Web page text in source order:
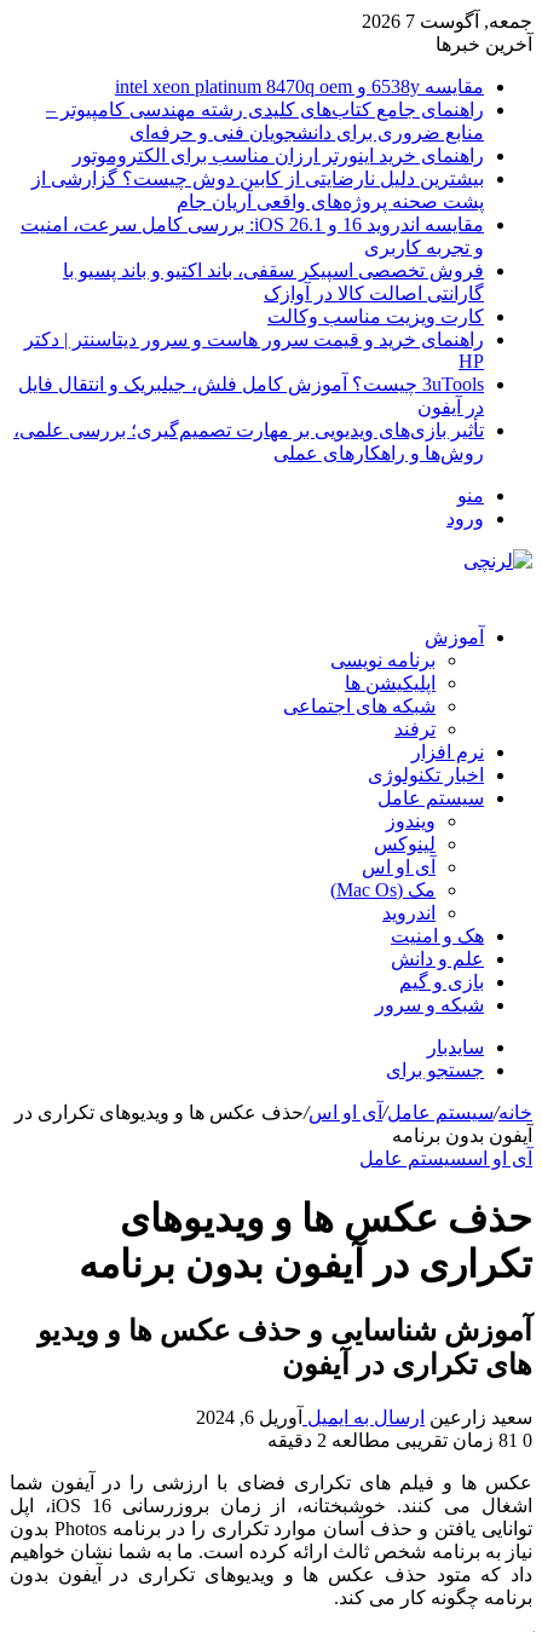
جمعه, آگوست 7 2026
آخرین خبرها
مقایسه 6538y و intel xeon platinum 8470q oem
راهنمای جامع کتاب‌های کلیدی رشته مهندسی کامپیوتر –
منابع ضروری برای دانشجویان فنی و حرفه‌ای
راهنمای خرید اینورتر ارزان مناسب برای الکتروموتور
بیشترین دلیل نارضایتی از کابین دوش چیست؟ گزارشی از
پشت صحنه پروژه‌های واقعی آریان جام
مقایسه اندروید 16 و iOS 26.1: بررسی کامل سرعت، امنیت
و تجربه کاربری
فروش تخصصی اسپیکر سقفی، باند اکتیو و باند پسیو با
گارانتی اصالت کالا در آوازک
کارت ویزیت مناسب وکالت
راهنمای خرید و قیمت سرور هاست و سرور دیتاسنتر | دکتر
HP
3uTools چیست؟ آموزش کامل فلش، جیلبریک و انتقال فایل
در آیفون
تأثیر بازی‌های ویدیویی بر مهارت تصمیم‌گیری؛ بررسی علمی،
روش‌ها و راهکارهای عملی
منو
ورود
آموزش
برنامه نویسی
اپلیکیشن ها
شبکه های اجتماعی
ترفند
نرم افزار
اخبار تکنولوژی
سیستم عامل
ویندوز
لینوکس
آی او اس
مک (Mac Os)
اندروید
هک و امنیت
علم و دانش
بازی و گیم
شبکه و سرور
سایدبار
جستجو برای
خانه/سیستم عامل/ آی او اس/حذف عکس ها و ویدیوهای تکراری در
آیفون بدون برنامه
آی او اسسیستم عامل
حذف عکس ها و ویدیوهای
تکراری در آیفون بدون برنامه
آموزش شناسایی و حذف عکس ها و ویدیو
های تکراری در آیفون
سعید زارعین ارسال به ایمیل آوریل 6, 2024
0
زمان تقریبی مطالعه 2 دقیقه
عکس ها و فیلم های تکراری فضای با ارزشی را در آیفون شما
اشغال می کنند. خوشبختانه، از زمان بروزرسانی iOS 16، اپل
توانایی یافتن و حذف آسان موارد تکراری را در برنامه Photos بدون
نیاز به برنامه شخص ثالث ارائه کرده است. ما به شما نشان خواهیم
داد که متود حذف عکس ها و ویدیوهای تکراری در آیفون بدون
برنامه چگونه کار می کند.